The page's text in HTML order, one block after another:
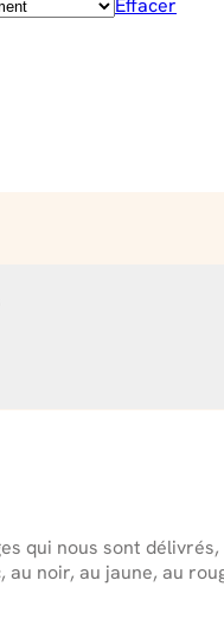
Effacer
qui nous sont
au noir, au jaune, au